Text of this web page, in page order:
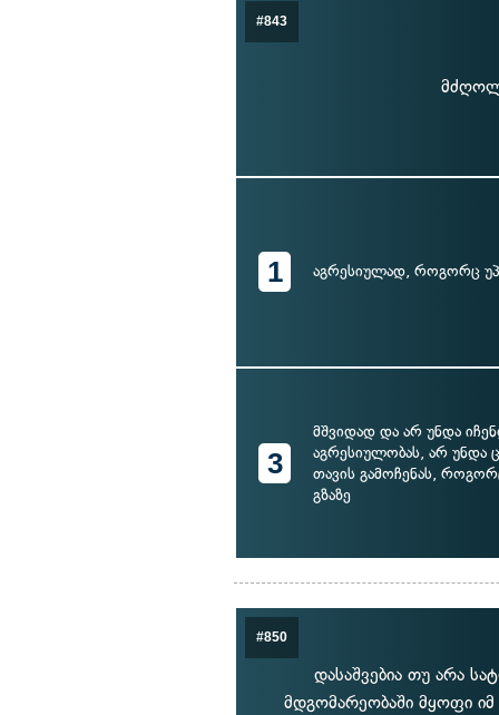
#843
1 აგრესიულად, როგორც
3
მშვიდად და არ უნდა
აგრესიულობას, არ
თავის გამოჩენას,
გზაზე
#850
დასაშვებია თუ არა
მდგომარეობაში მყოფი